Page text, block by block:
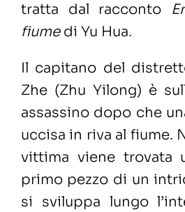
tratta dal racconto
fiumedi Yu Hua.
Il capitano del
Zhe (Zhu Yilong) è
assassino dopo che
uccisa in riva al fiume.
vittima viene trovata
primo pezzo di un
si sviluppa lungo